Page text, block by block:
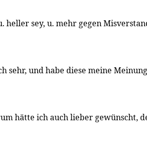
heller sey, u. mehr gegen
sehr, und habe diese meine
hätte ich auch lieber gewünscht,